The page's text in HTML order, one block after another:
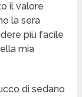
il valore
la sera
più facile
mia
di sedano